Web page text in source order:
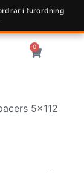
i turordning
0
5×112